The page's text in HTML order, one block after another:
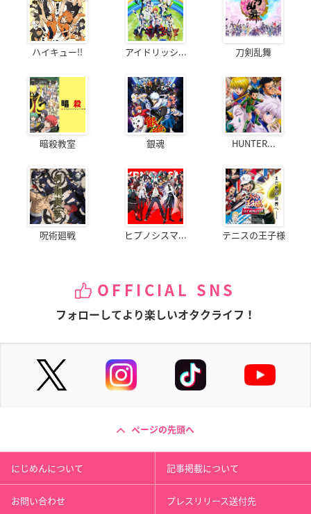
ハイキュー!! アイドリッシ... 刀剣乱舞
暗殺教室 銀魂 HUNTER...
呪術廻戦 ヒプノシスマ... テニスの王子様
OFFICIAL SNS
フォローしてより楽しいオタクライフ！
ページの先頭へ
にじめんについて 記事掲載について
お問い合わせ プレスリリース送付先